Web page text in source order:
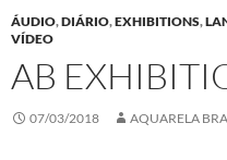
ÁUDIO,DIÁRIO,EXHIBITIONS,
VÍDEO
AB
07/03/2018 AQUARELA